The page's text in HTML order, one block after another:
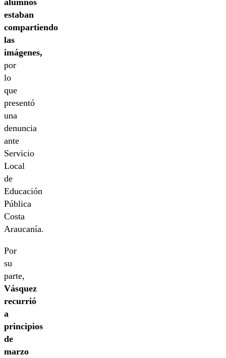
estaban
compartiendo
las
imágenes,
por
lo
que
presentó
una
denuncia
ante
Servicio
Local
de
Educación
Pública
Costa
Araucanía.
Por
su
parte,
Vásquez
recurrió
a
principios
de
marzo